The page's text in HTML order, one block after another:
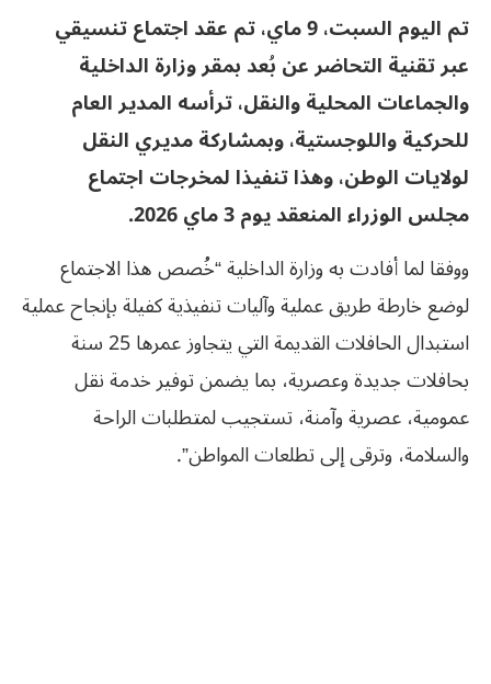
تم اليوم السبت، 9 ماي، تم عقد اجتماع تنسيقي
عبر تقنية التحاضر عن بُعد بمقر وزارة الداخلية
والجماعات المحلية والنقل، ترأسه المدير العام
للحركية واللوجستية، وبمشاركة مديري النقل
لولايات الوطن، وهذا تنفيذا لمخرجات اجتماع
مجلس الوزراء المنعقد يوم 3 ماي 2026.
ووفقا لما أفادت به وزارة الداخلية “خُصص هذا الاجتماع
لوضع خارطة طريق عملية وآليات تنفيذية كفيلة بإنجاح عملية
استبدال الحافلات القديمة التي يتجاوز عمرها 25 سنة
بحافلات جديدة وعصرية، بما يضمن توفير خدمة نقل
عمومية، عصرية وآمنة، تستجيب لمتطلبات الراحة
والسلامة، وترقى إلى تطلعات المواطن”.